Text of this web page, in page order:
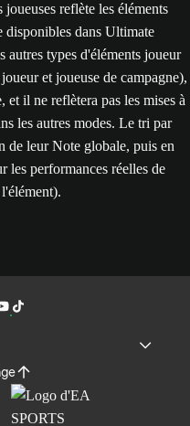
reflète les éléments
disponibles dans Ultimate
autres types d'éléments joueur
et joueuse de campagne),
et il ne reflètera pas les mises à
les autres modes. Le tri par
de leur Note globale, puis en
les performances réelles de